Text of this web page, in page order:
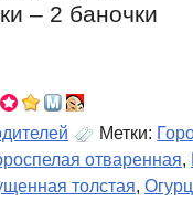
– 2 баночки
Метки:
отваренная,
толстая,